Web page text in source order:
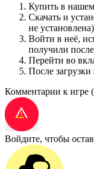
Купить в
Скачать и
не
Войти в неё,
получили
Перейти во
После
Комментарии к игре
Войдите, чтобы